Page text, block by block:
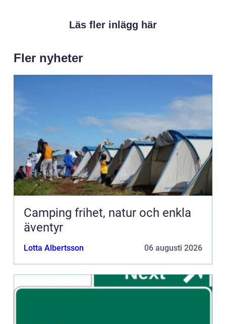
Läs fler inlägg här
Fler nyheter
Camping frihet, natur och enkla
äventyr
Lotta Albertsson 06 augusti 2026